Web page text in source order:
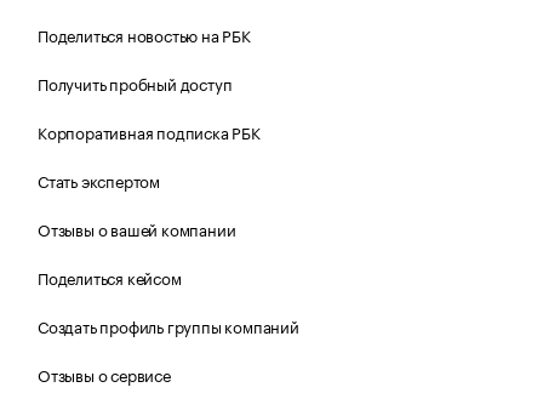
Поделиться новостью на РБК
Получить пробный доступ
Корпоративная подписка РБК
Стать экспертом
Отзывы о вашей компании
Поделиться кейсом
Создать профиль группы компаний
Отзывы о сервисе